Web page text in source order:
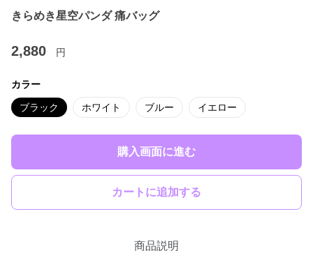
きらめき星空パンダ 痛バッグ
2,880 円
カラー
ブラック ホワイト ブルー イエロー
購入画面に進む
カートに追加する
商品説明